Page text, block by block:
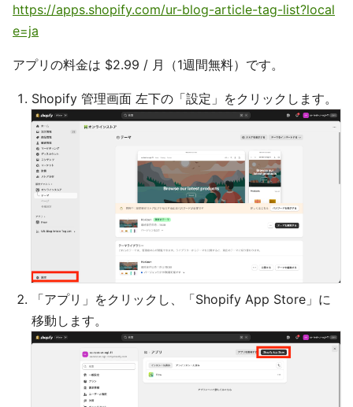
https://apps.shopify.com/ur-blog-article-tag-list?local
e=ja
アプリの料金は $2.99 / 月（1週間無料）です。
Shopify 管理画面 左下の「設定」をクリックします。
「アプリ」をクリックし、「Shopify App Store」に
移動します。